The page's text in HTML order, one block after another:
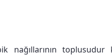
nağıllarının